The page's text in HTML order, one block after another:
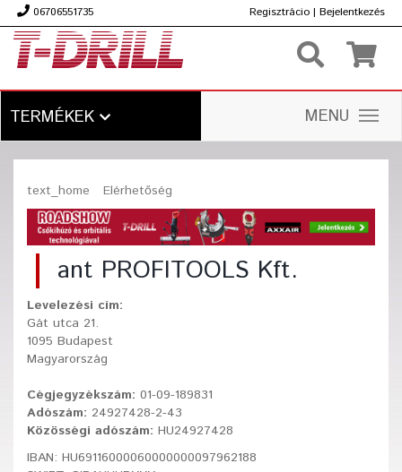
06706551735 Regisztrácio | Bejelentkezés
TERMÉKEK MENU
text_home Elérhetőség
ant PROFITOOLS Kft.
Levelezési cím:
Gát utca 21.
1095 Budapest
Magyarország
Cégjegyzékszám: 01-09-189831
Adószám: 24927428-2-43
Közösségi adószám: HU24927428
IBAN: HU69116000060000000097962188